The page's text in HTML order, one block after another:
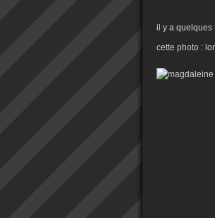
il y a quelques
cette photo :